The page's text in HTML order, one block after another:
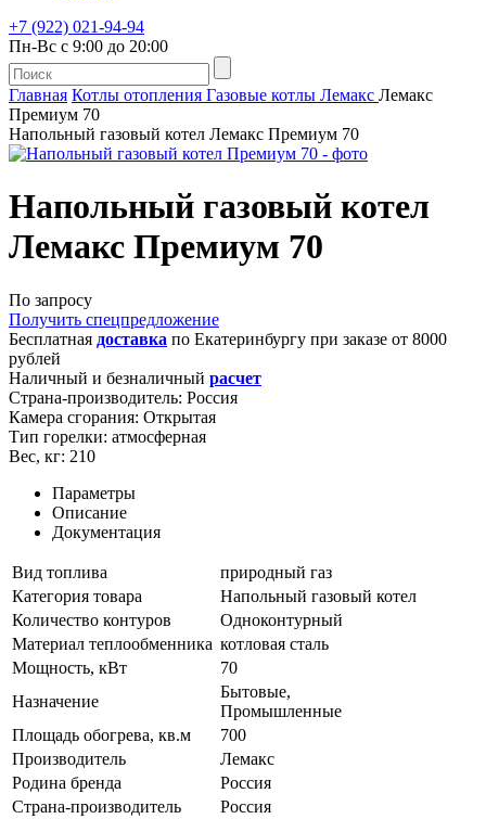
+7 (922) 021-94-94
Пн-Вс с 9:00 до 20:00
Главная Котлы отопления Газовые котлы Лемакс Лемакс
Премиум 70
Напольный газовый котел Лемакс Премиум 70
Напольный газовый котел
Лемакс Премиум 70
По запросу
Получить спецпредложение
Бесплатная доставка по Екатеринбургу при заказе от 8000
рублей
Наличный и безналичный расчет
Страна-производитель: Россия
Камера сгорания: Открытая
Тип горелки: атмосферная
Вес, кг: 210
Параметры
Описание
Документация
Вид топлива
природный газ
Категория товара
Напольный газовый котел
Количество контуров
Одноконтурный
Материал теплообменника котловая сталь
Мощность, кВт
70
Назначение
Бытовые,
Промышленные
Площадь обогрева, кв.м
700
Производитель
Лемакс
Родина бренда
Россия
Страна-производитель
Россия